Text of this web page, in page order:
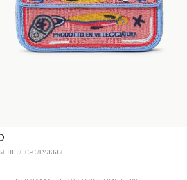
ПРЕСС-СЛУЖБЫ